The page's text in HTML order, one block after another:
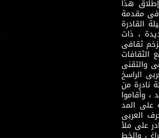
هذا
فى مقدمة
القادرة
، ذات
بعد ثورتى (25 يناير و30 يونيو) بزخم ثقافى
الثقافات
والتقنى
الراسخ
نادرة من
، وأقاموا
على المد
العربى
على ملأ